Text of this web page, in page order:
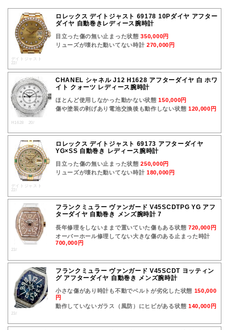
デイトジャスト
22/
ロレックス デイトジャスト 69178 10Pダイヤ アフター
ダイヤ 自動巻きレディース腕時計
目立った傷の無い止まった状態350,000円
リューズが壊れた動いてない時計270,000円
H1628 20/
CHANEL シャネル J12 H1628 アフターダイヤ 白 ホワ
イト クォーツ レディース腕時計
ほとんど使用しなかった動かない状態150,000円
傷や塗装の剥げあり電池交換後も動作しない状態 120,000円
デイトジャスト
22/
ロレックス デイトジャスト 69173 アフターダイヤ
YG×SS 自動巻き レディース腕時計
目立った傷の無い止まった状態250,000円
リューズが壊れた動いてない時計180,000円
23/
フランクミュラー ヴァンガード V45SCDTPG YG アフ
ターダイヤ 自動巻き メンズ腕時計 7
長年修理をしないままで置いていた傷もある状態 720,000円
オーバーホール修理してない大きな傷のある止まった時計
700,000円
23/
フランクミュラー ヴァンガード V45SCDT ヨッティン
グ アフターダイヤ 自動巻き メンズ腕時計
小さな傷があり時計も不動でベルトが劣化した状態 150,000
円
動作していないガラス（風防）にヒビがある状態 140,000円